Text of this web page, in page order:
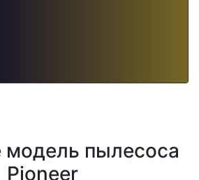
модель пылесоса
Pioneer